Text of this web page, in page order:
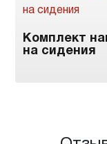
Комплект
на сидения